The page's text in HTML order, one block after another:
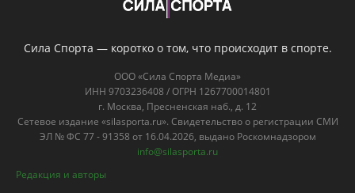
Сила Спорта — коротко о том, что происходит в спорте.
ООО «Сила Спорта Медиа»
ИНН 9703236408 / ОГРН 1267700014801
г. Москва, Пресненская наб., д. 12
Сетевое издание «silasporta.ru». Свидетельство о регистрации СМИ
ЭЛ № ФС 77 - 91358 от 16.04.2026, выдано Роскомнадзором
info@silasporta.ru
Редакция и авторы